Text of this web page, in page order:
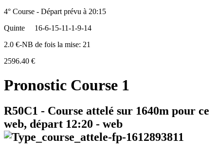
4° Course - Départ prévu à 20:15
Quinte
16-6-15-11-1-9-14
2.0 €-NB de fois la mise: 21
2596.40 €
Pronostic Course 1
R50C1 - Course attelé sur 1640m pour ce
web, départ 12:20 - web